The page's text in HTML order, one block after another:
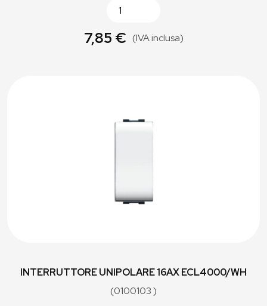
7,85 € (IVA inclusa)
INTERRUTTORE UNIPOLARE 16AX ECL4000/WH
(0100103 )